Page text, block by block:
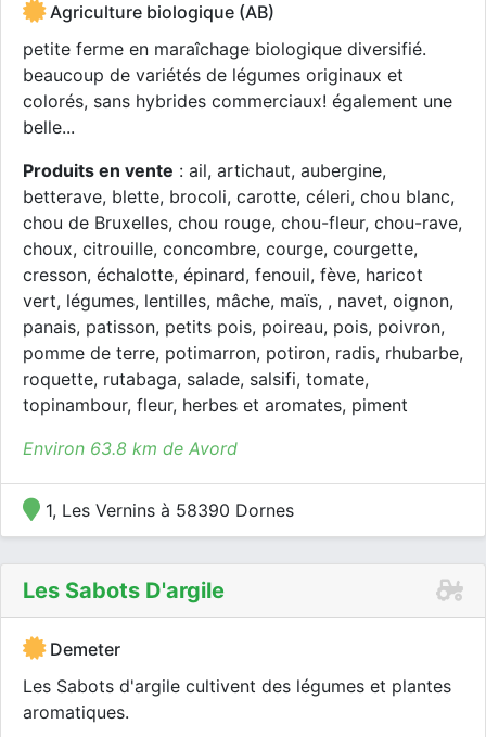
Agriculture biologique (AB)
petite ferme en maraîchage biologique diversifié.
beaucoup de variétés de légumes originaux et
colorés, sans hybrides commerciaux! également une
belle...
Produits en vente : ail, artichaut, aubergine,
betterave, blette, brocoli, carotte, céleri, chou blanc,
chou de Bruxelles, chou rouge, chou-fleur, chou-rave,
choux, citrouille, concombre, courge, courgette,
cresson, échalotte, épinard, fenouil, fève, haricot
vert, légumes, lentilles, mâche, maïs, , navet, oignon,
panais, patisson, petits pois, poireau, pois, poivron,
pomme de terre, potimarron, potiron, radis, rhubarbe,
roquette, rutabaga, salade, salsifi, tomate,
topinambour, fleur, herbes et aromates, piment
Environ 63.8 km de Avord
1, Les Vernins à 58390 Dornes
Les Sabots D'argile
Demeter
Les Sabots d'argile cultivent des légumes et plantes
aromatiques.